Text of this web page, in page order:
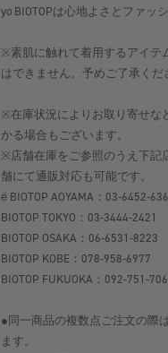
yo BIOTOPは心地よさとファッ
※素肌に触れて着用するアイテ
はできません。予めご了承くだ
※在庫状況によりお取り寄せな
かる場合もございます。
※店舗在庫をご参照のうえ下記
舗にて通販対応も可能です。
ё BIOTOP AOYAMA：03-6452-
BIOTOP TOKYO：03-3444-2421
BIOTOP OSAKA：06-6531-8223
BIOTOP KOBE：078-958-6977
BIOTOP FUKUOKA：092-751-
●同一商品の複数点ご注文の際
ます。